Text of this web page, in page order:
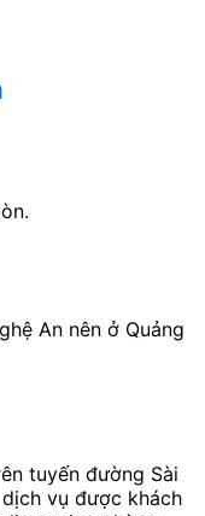
An nên ở Quảng
tuyến đường Sài
vụ được khách